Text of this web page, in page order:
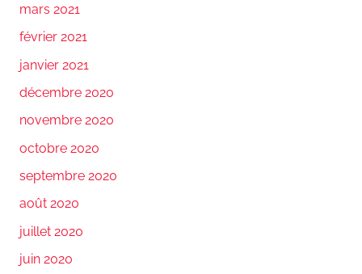
mars 2021
février 2021
janvier 2021
décembre 2020
novembre 2020
octobre 2020
septembre 2020
août 2020
juillet 2020
juin 2020